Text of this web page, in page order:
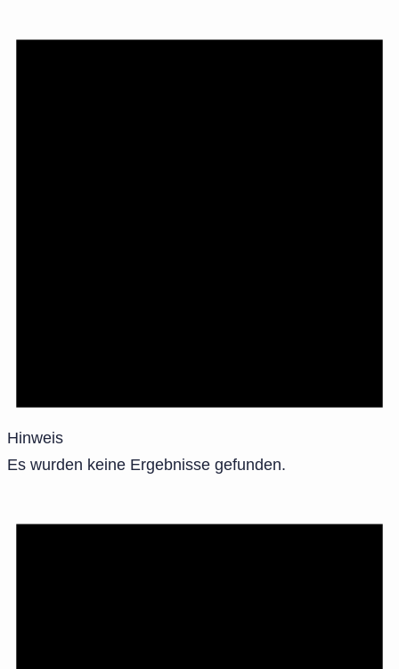
Hinweis
Es wurden keine Ergebnisse gefunden.